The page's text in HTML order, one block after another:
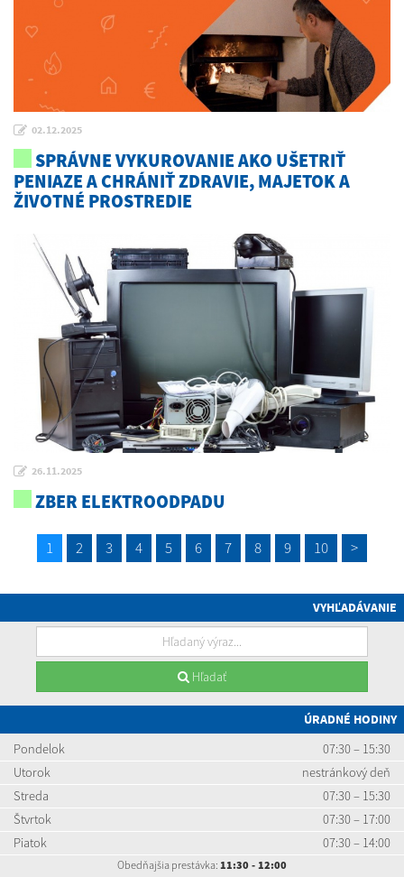
02.12.2025
SPRÁVNE VYKUROVANIE AKO UŠETRIŤ
PENIAZE A CHRÁNIŤ ZDRAVIE, MAJETOK A
ŽIVOTNÉ PROSTREDIE
26.11.2025
ZBER ELEKTROODPADU
1 2 3 4 5 6 7 8 9 10 >
VYHĽADÁVANIE
Hľadať
ÚRADNÉ HODINY
Pondelok
07:30 – 15:30
Utorok
nestránkový deň
Streda
07:30 – 15:30
Štvrtok
07:30 – 17:00
Piatok
07:30 – 14:00
Obedňajšia prestávka: 11:30 - 12:00